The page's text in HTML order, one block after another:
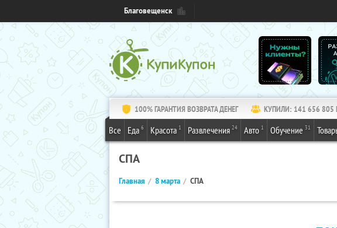
Благовещенск
100% ГАРАНТИЯ ВОЗВРАТА ДЕНЕГ КУПИЛИ: 141 656 805
Все Еда 6 Красота 1 Развлечения 24 Авто 1 Обучение 31
СПА
Главная 8 марта СПА